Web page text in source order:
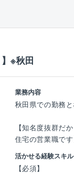
※秋田
業務内容
秋田県での勤務と
【知名度抜群だ
住宅の営業職です
モデルハウスに
宅をご提案してい
活かせる経験スキル
【必須】